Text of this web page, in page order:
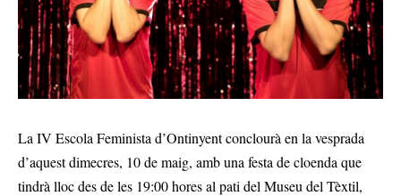
La IV Escola Feminista d’Ontinyent conclourà en la vesprada
d’aquest dimecres, 10 de maig, amb una festa de cloenda que
tindrà lloc des de les 19:00 hores al pati del Museu del Tèxtil,